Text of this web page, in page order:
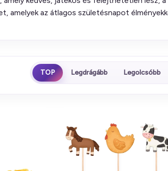
amelyek az átlagos születésnapot
TOP Legdrágább Legolcsóbb